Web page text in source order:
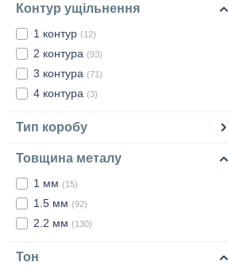
Контур ущільнення
1 контур (12)
2 контура (93)
3 контура (71)
4 контура (3)
Тип коробу
Товщина металу
1 мм (15)
1.5 мм (92)
2.2 мм (130)
Тон